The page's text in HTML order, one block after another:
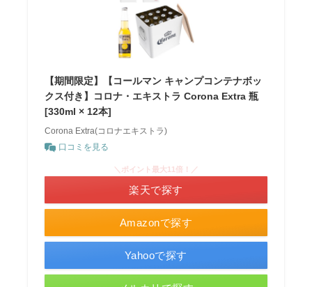
【期間限定】【コールマン キャンプコンテナボッ
クス付き】コロナ・エキストラ Corona Extra 瓶
[330ml × 12本]
Corona Extra(コロナエキストラ)
口コミを見る
Amazonで探す
＼ポイント最大11倍！／
楽天で探す
Yahooで探す